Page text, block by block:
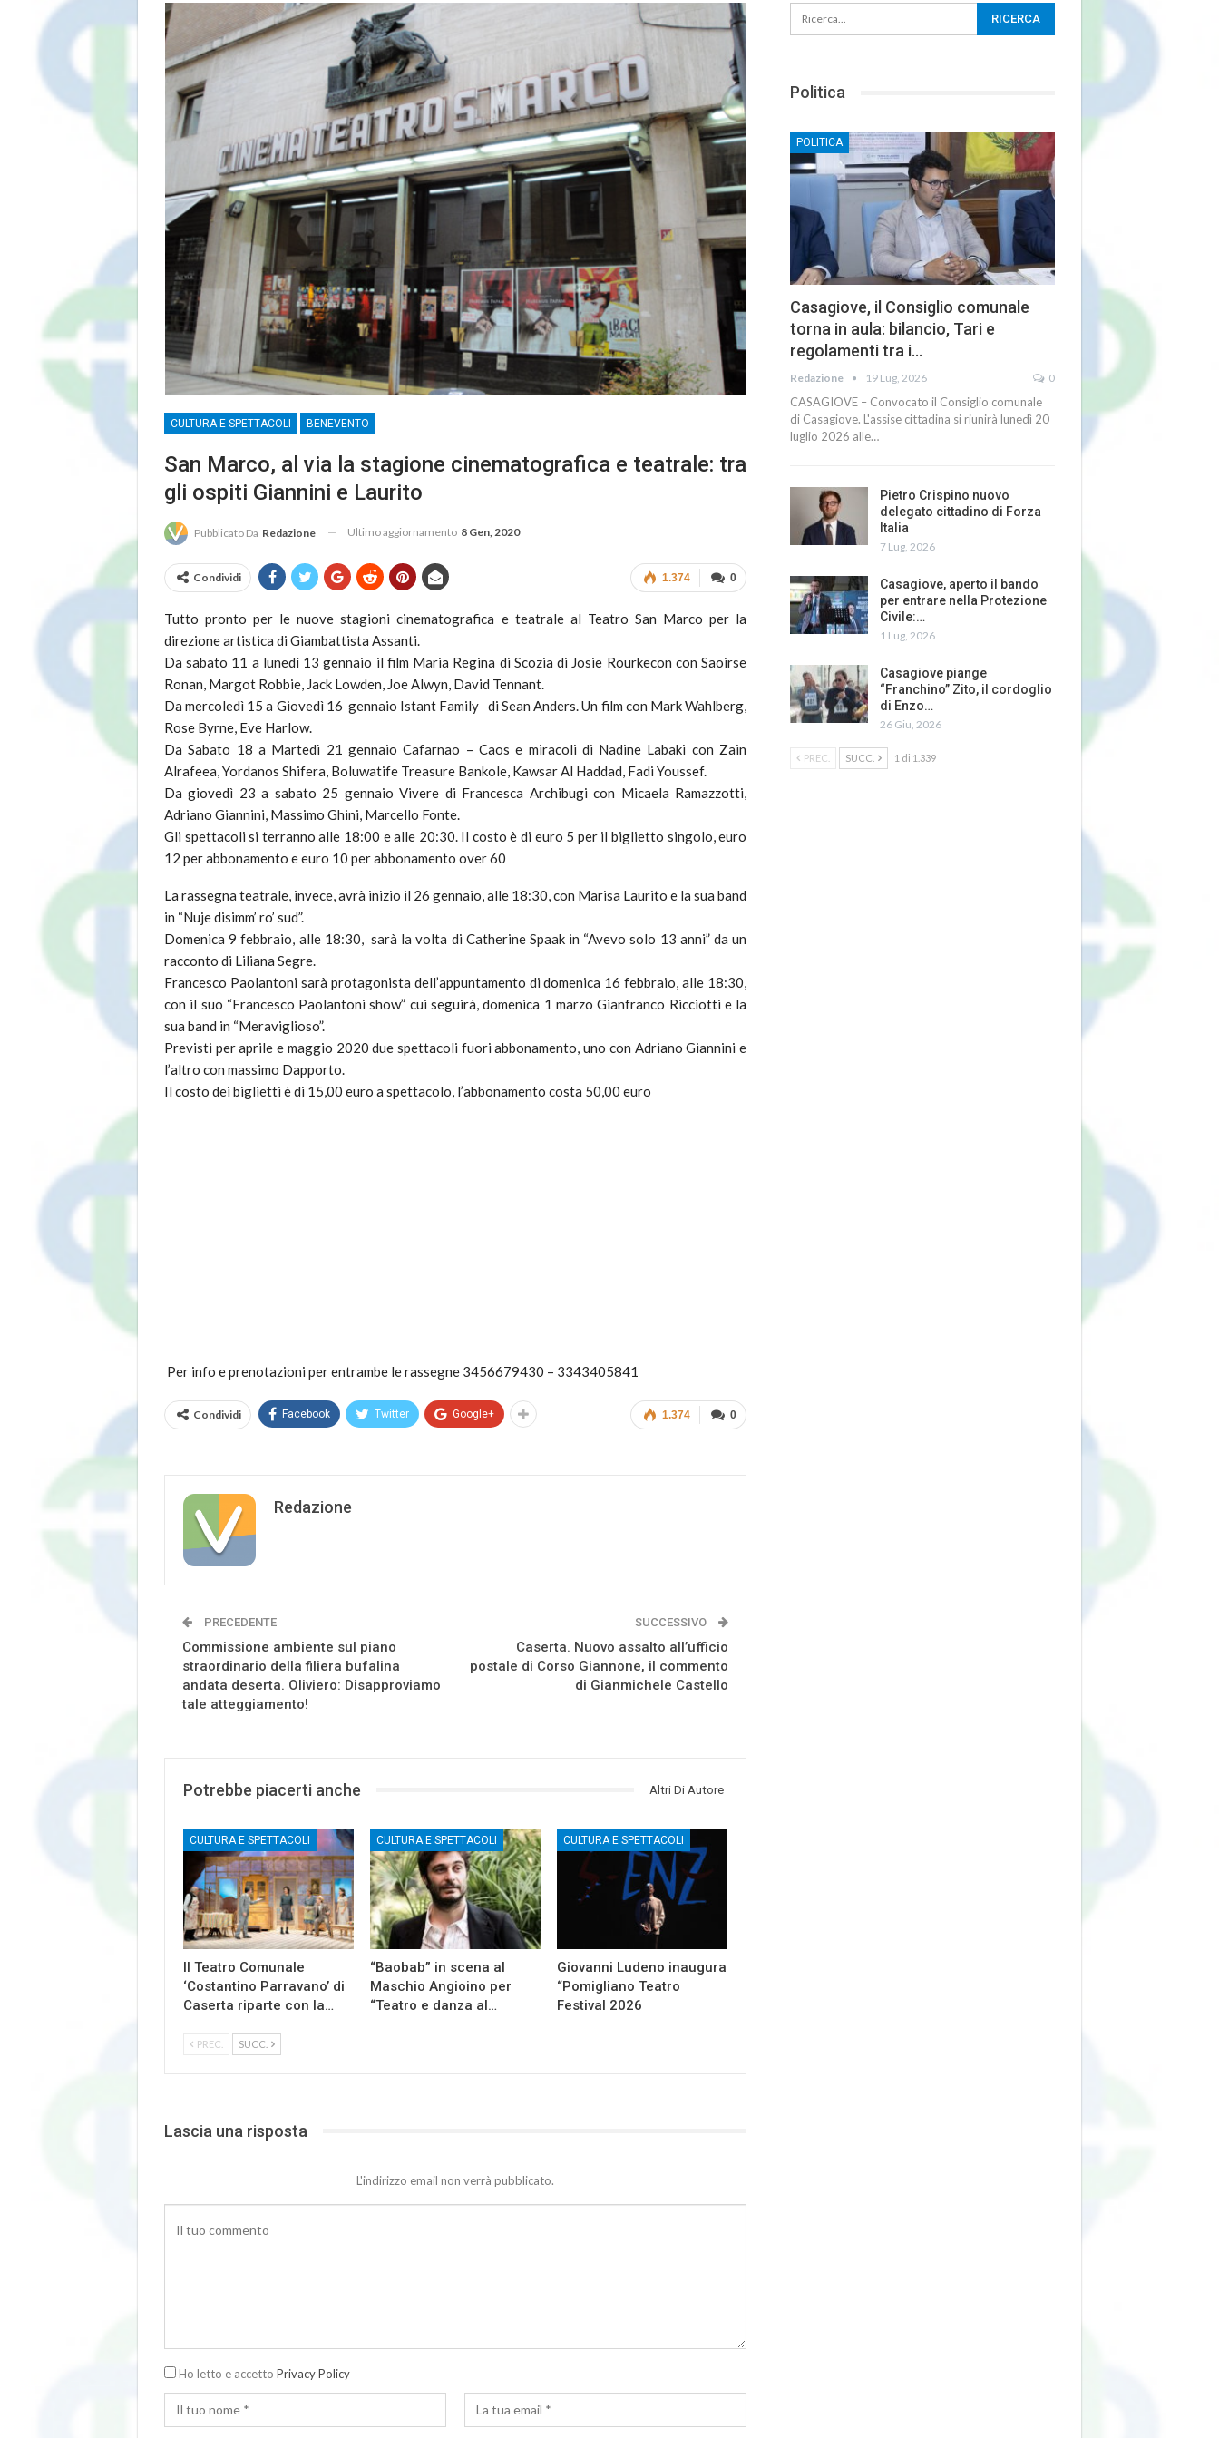
CULTURA E SPETTACOLI BENEVENTO
San Marco, al via la stagione cinematografica e teatrale: tra
gli ospiti Giannini e Laurito
Pubblicato Da Redazione Ultimo aggiornamento 8 Gen, 2020
0
1.374
Condividi
Tutto pronto per le nuove stagioni cinematografica e teatrale al Teatro San Marco per la
direzione artistica di Giambattista Assanti.
Da sabato 11 a lunedì 13 gennaio il film Maria Regina di Scozia di Josie Rourkecon con Saoirse
Ronan, Margot Robbie, Jack Lowden, Joe Alwyn, David Tennant.
Da mercoledì 15 a Giovedì 16 gennaio Istant Family di Sean Anders. Un film con Mark Wahlberg,
Rose Byrne, Eve Harlow.
Da Sabato 18 a Martedì 21 gennaio Cafarnao – Caos e miracoli di Nadine Labaki con Zain
Alrafeea, Yordanos Shifera, Boluwatife Treasure Bankole, Kawsar Al Haddad, Fadi Youssef.
Da giovedì 23 a sabato 25 gennaio Vivere di Francesca Archibugi con Micaela Ramazzotti,
Adriano Giannini, Massimo Ghini, Marcello Fonte.
Gli spettacoli si terranno alle 18:00 e alle 20:30. Il costo è di euro 5 per il biglietto singolo, euro
12 per abbonamento e euro 10 per abbonamento over 60
La rassegna teatrale, invece, avrà inizio il 26 gennaio, alle 18:30, con Marisa Laurito e la sua band
in “Nuje disimm’ ro’ sud”.
Domenica 9 febbraio, alle 18:30, sarà la volta di Catherine Spaak in “Avevo solo 13 anni” da un
racconto di Liliana Segre.
Francesco Paolantoni sarà protagonista dell’appuntamento di domenica 16 febbraio, alle 18:30,
con il suo “Francesco Paolantoni show” cui seguirà, domenica 1 marzo Gianfranco Ricciotti e la
sua band in “Meraviglioso”.
Previsti per aprile e maggio 2020 due spettacoli fuori abbonamento, uno con Adriano Giannini e
l’altro con massimo Dapporto.
Il costo dei biglietti è di 15,00 euro a spettacolo, l’abbonamento costa 50,00 euro
Per info e prenotazioni per entrambe le rassegne 3456679430 – 3343405841
0
1.374
Condividi Facebook Twitter Google+
Redazione
PRECEDENTE
Commissione ambiente sul piano
straordinario della filiera bufalina
andata deserta. Oliviero: Disapproviamo
tale atteggiamento!
SUCCESSIVO
Caserta. Nuovo assalto all’ufficio
postale di Corso Giannone, il commento
di Gianmichele Castello
Potrebbe piacerti anche Altri Di Autore
CULTURA E SPETTACOLI
Il Teatro Comunale
‘Costantino Parravano’ di
Caserta riparte con la…
CULTURA E SPETTACOLI
“Baobab” in scena al
Maschio Angioino per
“Teatro e danza al…
CULTURA E SPETTACOLI
Giovanni Ludeno inaugura
“Pomigliano Teatro
Festival 2026
PREC. SUCC.
Lascia una risposta
L'indirizzo email non verrà pubblicato.
Ho letto e accetto Privacy Policy
Politica
POLITICA
Casagiove, il Consiglio comunale
torna in aula: bilancio, Tari e
regolamenti tra i…
Redazione 19 Lug, 2026 0
CASAGIOVE – Convocato il Consiglio comunale
di Casagiove. L'assise cittadina si riunirà lunedì 20
luglio 2026 alle…
Pietro Crispino nuovo
delegato cittadino di Forza
Italia
7 Lug, 2026
Casagiove, aperto il bando
per entrare nella Protezione
Civile:…
1 Lug, 2026
Casagiove piange
“Franchino” Zito, il cordoglio
di Enzo…
26 Giu, 2026
PREC. SUCC. 1 di 1.339